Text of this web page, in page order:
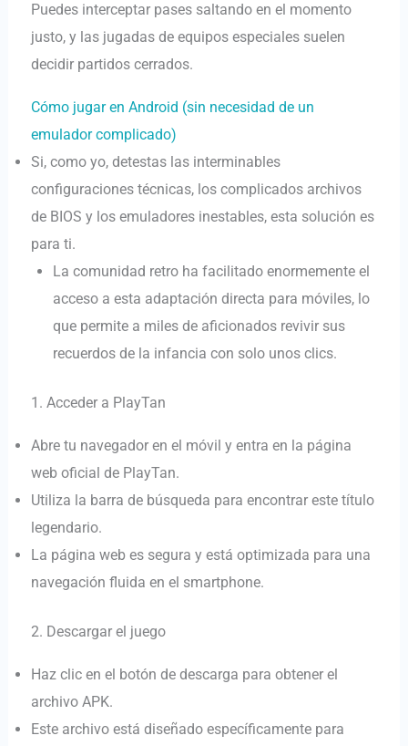
Puedes interceptar pases saltando en el momento
justo, y las jugadas de equipos especiales suelen
decidir partidos cerrados.
Cómo jugar en Android (sin necesidad de un
emulador complicado)
Si, como yo, detestas las interminables
configuraciones técnicas, los complicados archivos
de BIOS y los emuladores inestables, esta solución es
para ti.
La comunidad retro ha facilitado enormemente el
acceso a esta adaptación directa para móviles, lo
que permite a miles de aficionados revivir sus
recuerdos de la infancia con solo unos clics.
1. Acceder a PlayTan
Abre tu navegador en el móvil y entra en la página
web oficial de PlayTan.
Utiliza la barra de búsqueda para encontrar este título
legendario.
La página web es segura y está optimizada para una
navegación fluida en el smartphone.
2. Descargar el juego
Haz clic en el botón de descarga para obtener el
archivo APK.
Este archivo está diseñado específicamente para